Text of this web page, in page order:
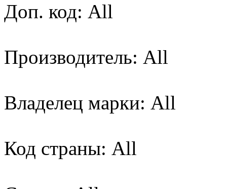
Доп. код: All
Производитель: All
Владелец марки: All
Код страны: All